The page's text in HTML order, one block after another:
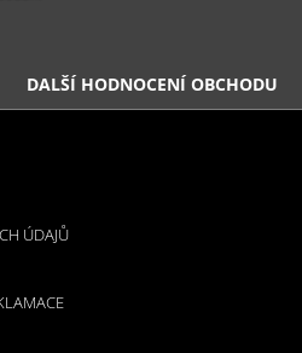
DALŠÍ HODNOCENÍ OBCHODU
ÚDAJŮ